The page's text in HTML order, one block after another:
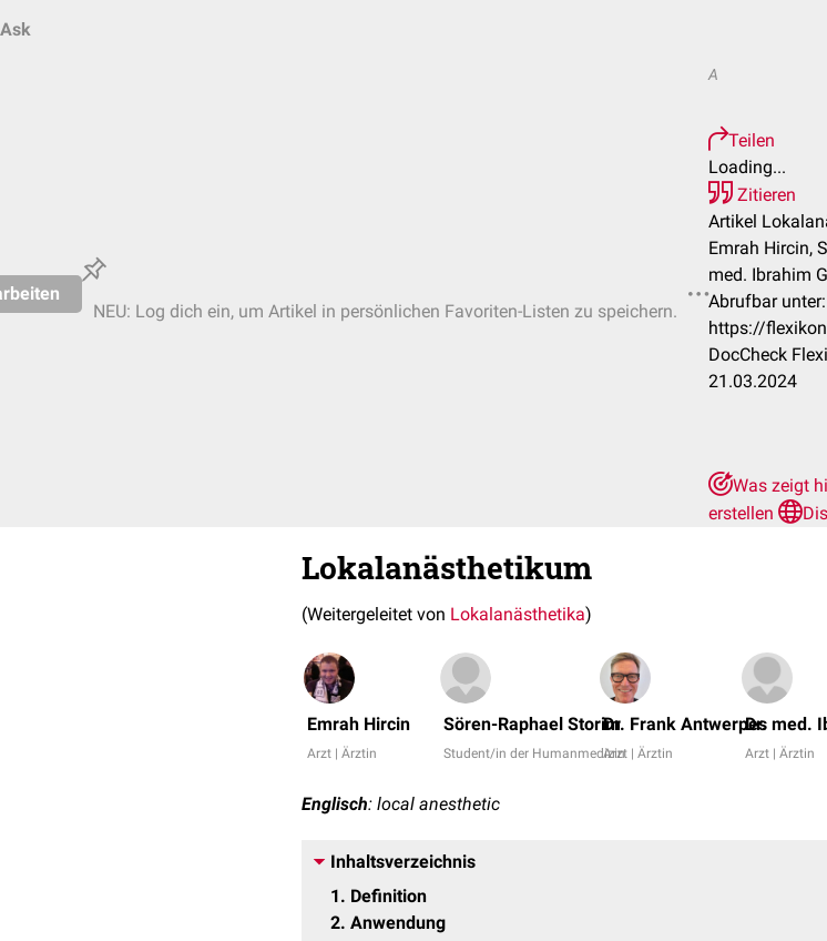
Ask
NEU: Log dich ein, um Artikel in persönlichen Favoriten-Listen zu speichern.
A
Teilen
Loading...
Zitieren
Artikel
Emrah Hircin,
med. Ibrahim
Abrufbar unter:
https://
DocCheck
21.03.2024
Was zeigt
erstellen
Lokalanästhetikum
(Weitergeleitet von Lokalanästhetika)
Emrah Hircin
Arzt | Ärztin
Sören-Raphael Storim
Student/in der Humanmedizin
Dr. Frank Antwerpes
Arzt | Ärztin
Dr. med.
Arzt | Ärztin
Englisch: local anesthetic
Inhaltsverzeichnis
1
Definition
2 Anwendung